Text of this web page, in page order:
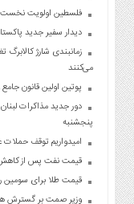
فلسطین اولویت
دیدار سفیر جدید
زمانبندی شارژ کالابرگ
می‌کنند
پوتین اولین قانون جامع
دور جدید مذاکرات
پنجشنبه
امیدواریم توقف
قیمت نفت پس از کاهش
قیمت طلا برای سومین
وزیر صمت بر گسترش